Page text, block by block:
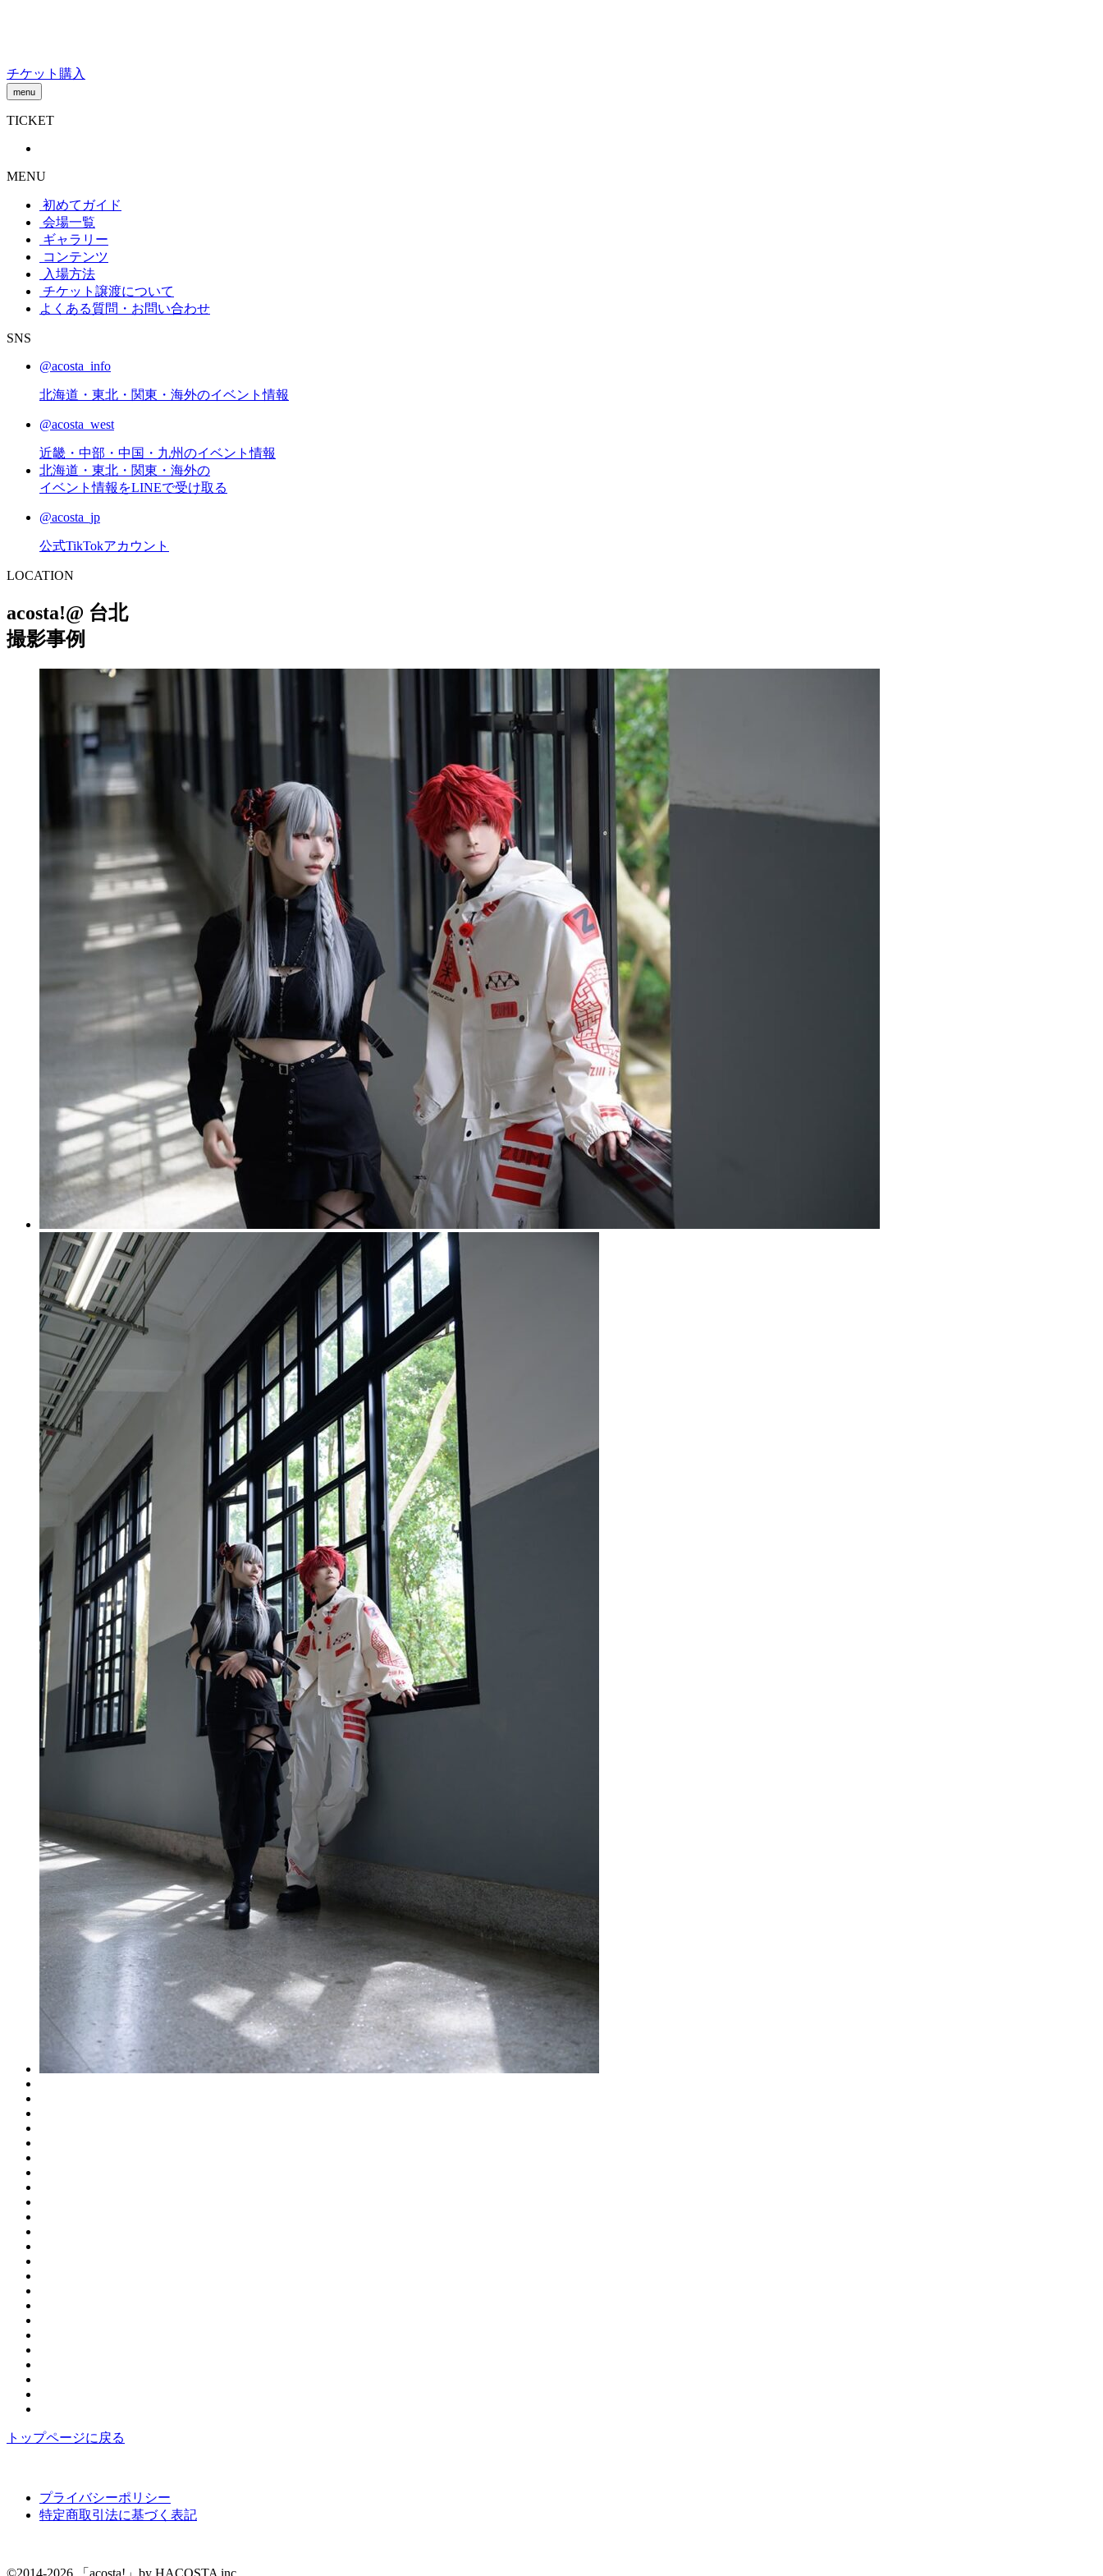
チケット購入
menu
TICKET
MENU
初めてガイド
会場一覧
ギャラリー
コンテンツ
入場方法
チケット譲渡について
よくある質問・お問い合わせ
SNS
@acosta_info
北海道・東北・関東・海外のイベント情報
@acosta_west
近畿・中部・中国・九州のイベント情報
北海道・東北・関東・海外の
イベント情報をLINEで受け取る
@acosta_jp
公式TikTokアカウント
LOCATION
acosta!@ 台北
撮影事例
トップページに戻る
プライバシーポリシー
特定商取引法に基づく表記
©2014-2026 「acosta!」by HACOSTA inc.